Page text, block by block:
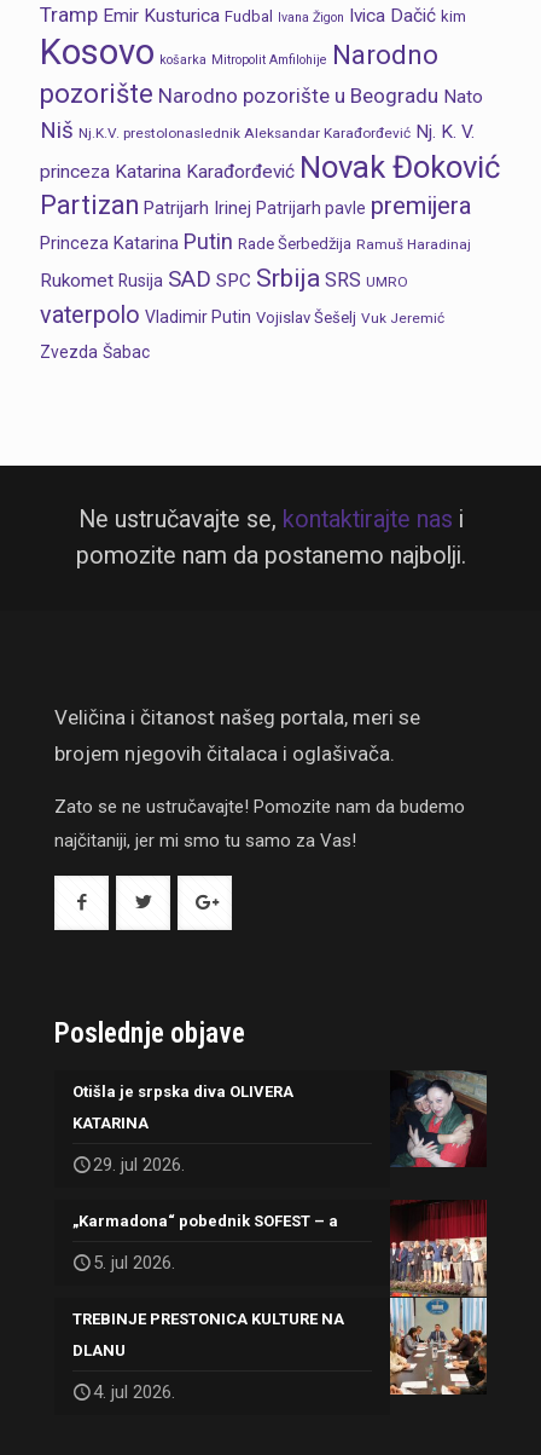
Tramp Emir Kusturica Fudbal Ivana Žigon Ivica Dačić kim
Kosovo košarka Mitropolit Amfilohije Narodno
pozorište Narodno pozorište u Beogradu Nato
Niš Nj.K.V. prestolonaslednik Aleksandar Karađorđević Nj. K. V.
princeza Katarina Karađorđević Novak Đoković
Partizan Patrijarh Irinej Patrijarh pavle premijera
Princeza Katarina Putin Rade Šerbedžija Ramuš Haradinaj
Rukomet Rusija SAD SPC Srbija SRS UMRO
vaterpolo Vladimir Putin Vojislav Šešelj Vuk Jeremić
Zvezda Šabac
Ne ustručavajte se, kontaktirajte nas i
pomozite nam da postanemo najbolji.
Veličina i čitanost našeg portala, meri se
brojem njegovih čitalaca i oglašivača.
Zato se ne ustručavajte! Pomozite nam da budemo
najčitaniji, jer mi smo tu samo za Vas!
Poslednje objave
Otišla je srpska diva OLIVERA
KATARINA
29. jul 2026.
„Karmadona“ pobednik SOFEST – a
5. jul 2026.
TREBINJE PRESTONICA KULTURE NA
DLANU
4. jul 2026.